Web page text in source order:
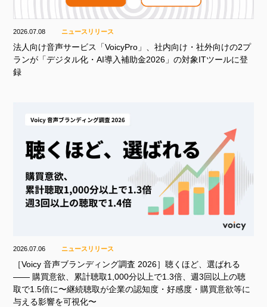
2026.07.08 ニュースリリース
法人向け音声サービス「VoicyPro」、社内向け・社外向けの2プ
ランが「デジタル化・AI導入補助金2026」の対象ITツールに登
録
2026.07.06 ニュースリリース
［Voicy 音声ブランディング調査 2026］聴くほど、選ばれる
—— 購買意欲、累計聴取1,000分以上で1.3倍、週3回以上の聴
取で1.5倍に〜継続聴取が企業の認知度・好感度・購買意欲等に
与える影響を可視化〜